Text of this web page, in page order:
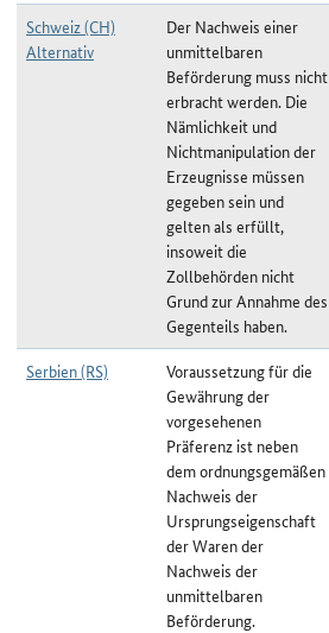
Schweiz (CH)
Alternativ
Der Nachweis einer
unmittelbaren
Beförderung muss nicht
erbracht werden. Die
Nämlichkeit und
Nichtmanipulation der
Erzeugnisse müssen
gegeben sein und
gelten als erfüllt,
insoweit die
Zollbehörden nicht
Grund zur Annahme des
Gegenteils haben.
Serbien (RS)
Voraussetzung für die
Gewährung der
vorgesehenen
Präferenz ist neben
dem ordnungsgemäßen
Nachweis der
Ursprungseigenschaft
der Waren der
Nachweis der
unmittelbaren
Beförderung.